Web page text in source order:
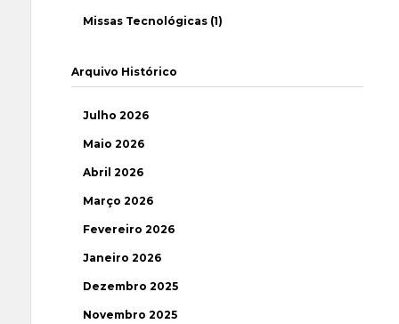
Missas Tecnológicas (1)
Arquivo Histórico
Julho 2026
Maio 2026
Abril 2026
Março 2026
Fevereiro 2026
Janeiro 2026
Dezembro 2025
Novembro 2025